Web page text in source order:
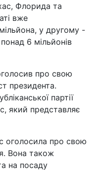
Флорида та
вже
у другому -
6 мільйонів
про свою
президента.
партії
який представляє
оголосила про свою
Вона також
на посаду